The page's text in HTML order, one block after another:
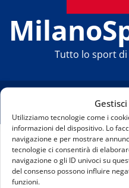
Utilizziamo tecnologie come i
informazioni del dispositivo. Lo
navigazione e per mostrare
tecnologie ci consentirà di
navigazione o gli ID univoci su
del consenso possono influire
funzioni.
Tutto lo sport
Home
Alimentazione e
per il pentathlon moderno